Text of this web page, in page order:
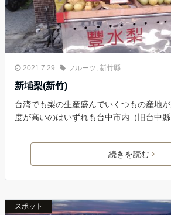
2021.7.29 フルーツ, 新竹縣
新埔梨(新竹)
台湾でも梨の生産盛んでいくつもの産地
度が高いのはいずれも台中市内（旧台中
続きを読む
スポット